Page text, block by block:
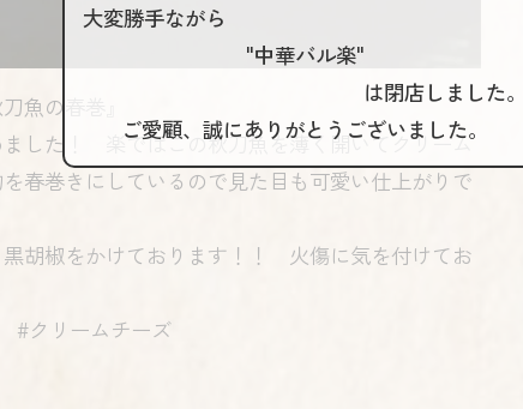
魚の春巻』
した！ 楽ではこの秋刀魚を薄く開いてクリーム
春巻きにしているので見た目も可愛い仕上がりで
胡椒をかけております！！ 火傷に気を付けてお
クリームチーズ
大変勝手ながら
"中華バル楽"
は閉店しました。
ご愛顧、誠にありがとうございました。